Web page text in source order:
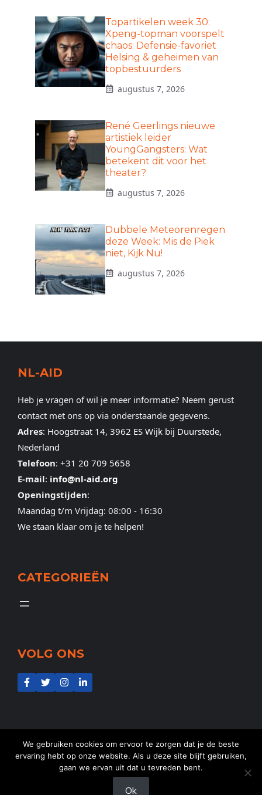
Topartikelen week 30:
Xpeng-topman voorspelt
chaos: Defensie-favoriet
Helsing & geheimen van
topbestuurders
augustus 7, 2026
René Geerlings nieuwe
artistiek leider
YoungGangsters: Wat
betekent dit voor het
theater?
augustus 7, 2026
Dubbele Meteorenregen
deze Week: Mis de Piek
niet, Kijk Nu!
augustus 7, 2026
NL-AID
Heb je vragen of wil je meer informatie? Neem gerust
contact met ons op via onderstaande gegevens.
Adres: Hoogstraat 14, 3962 ES Wijk bij Duurstede,
Nederland
Telefoon: +31 20 709 5658
E-mail: info@nl-aid.org
Openingstijden:
Maandag t/m Vrijdag: 08:00 - 16:30
We staan klaar om je te helpen!
CATEGORIEËN
VOLG ONS
@2025NL-Aid- Alle rechten voorbehouden
We gebruiken cookies om ervoor te zorgen dat je de beste
ervaring hebt op onze website. Als u deze site blijft gebruiken,
gaan we ervan uit dat u tevreden bent.
Ok